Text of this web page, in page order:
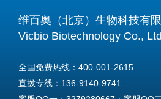
维百奥（北京）生物科技有
Vicbio Biotechnology Co.,
全国免费热线：400-001-2615
直拨专线：136-9140-9741